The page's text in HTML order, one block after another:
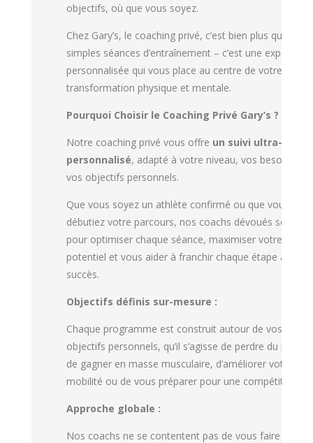
objectifs, où que vous soyez.
Chez Gary’s, le coaching privé, c’est bien plus que de
simples séances d’entraînement – c’est une expérience
personnalisée qui vous place au centre de votre
transformation physique et mentale.
Pourquoi Choisir le Coaching Privé Gary’s ?
Notre coaching privé vous offre un suivi ultra-
personnalisé, adapté à votre niveau, vos besoins et
vos objectifs personnels.
Que vous soyez un athlète confirmé ou que vous
débutiez votre parcours, nos coachs dévoués sont là
pour optimiser chaque séance, maximiser votre
potentiel et vous aider à franchir chaque étape avec
succès.
Objectifs définis sur-mesure :
Chaque programme est construit autour de vos
objectifs personnels, qu’il s’agisse de perdre du poids,
de gagner en masse musculaire, d’améliorer votre
mobilité ou de vous préparer pour une compétition.
Approche globale :
Nos coachs ne se contentent pas de vous faire